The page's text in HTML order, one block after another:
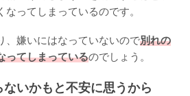
ってしまっているのです。
、嫌いにはなっていないので別れの
ってしまっているのでしょう。
いかもと不安に思うから